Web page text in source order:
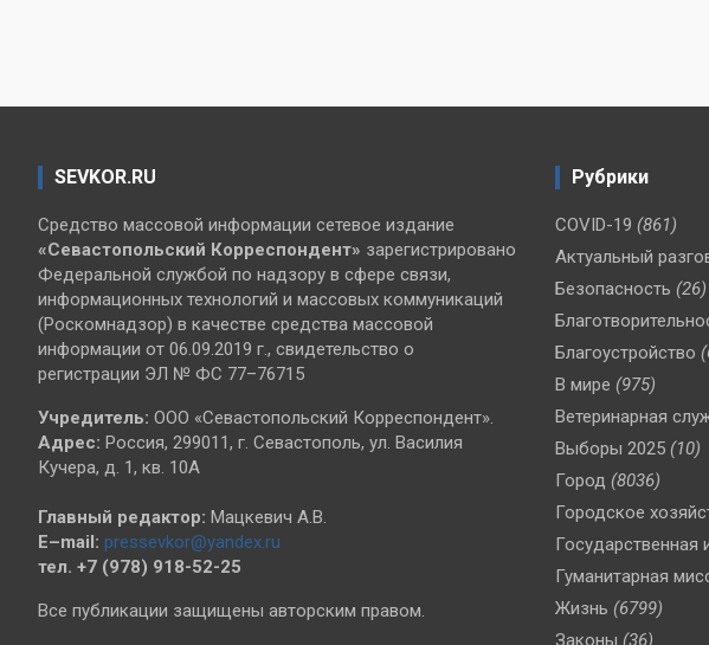
SEVKOR.RU
Средство массовой информации сетевое издание
«Севастопольский Корреспондент» зарегистрировано
Федеральной службой по надзору в сфере связи,
информационных технологий и массовых коммуникаций
(Роскомнадзор) в качестве средства массовой
информации от 06.09.2019 г., свидетельство о
регистрации ЭЛ № ФС 77–76715
Учредитель: ООО «Севастопольский Корреспондент».
Адрес: Россия, 299011, г. Севастополь, ул. Василия
Кучера, д. 1, кв. 10А
Главный редактор: Мацкевич А.В.
E–mail: pressevkor@yandex.ru
тел. +7 (978) 918-52-25
Все публикации защищены авторским правом.
Рубрики
COVID-19 (861)
Актуальный
Безопасность (26)
Благоустройство
В мире (975)
Ветеринарная
Выборы 2025 (10)
Город (8036)
Городское
Государственная
Гуманитарная
Жизнь (6799)
Законы (36)